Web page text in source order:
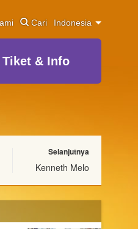
Cari Indonesia
Tiket & Info
Selanjutnya
Kenneth Melo